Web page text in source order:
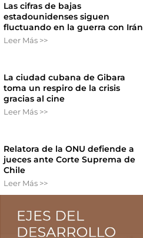
Las cifras de bajas
estadounidenses siguen
fluctuando en la guerra con Irán
Leer Más >>
La ciudad cubana de Gibara
toma un respiro de la crisis
gracias al cine
Leer Más >>
Relatora de la ONU defiende a
jueces ante Corte Suprema de
Chile
Leer Más >>